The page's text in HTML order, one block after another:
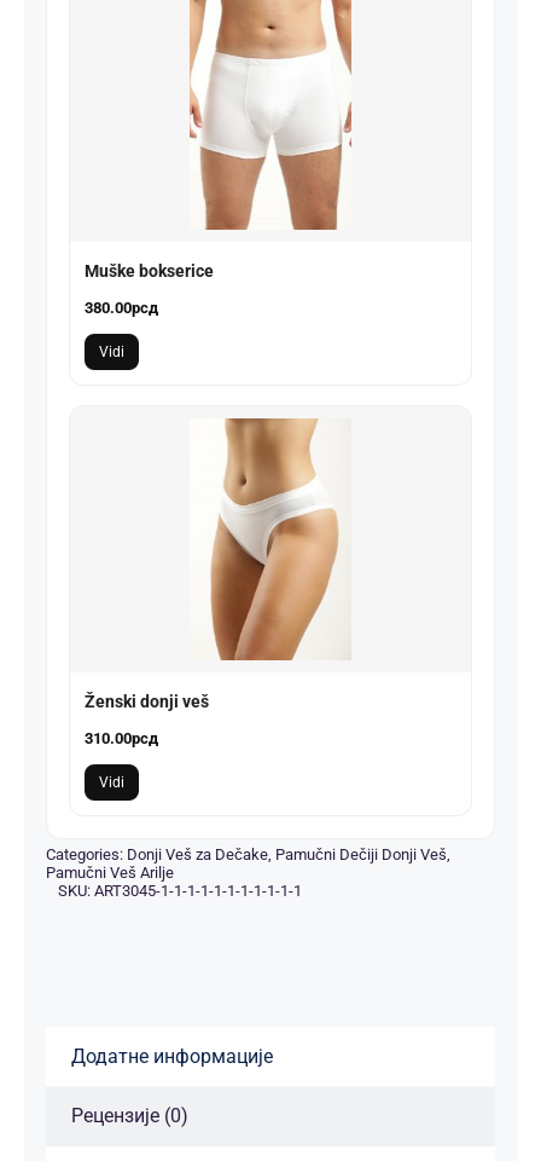
Muške bokserice
380.00рсд
Vidi
Ženski donji veš
310.00рсд
Vidi
Categories: Donji Veš za Dečake, Pamučni Dečiji Donji Veš,
Pamučni Veš Arilje
SKU: ART3045-1-1-1-1-1-1-1-1-1-1-1
Додатне информације
Рецензије (0)